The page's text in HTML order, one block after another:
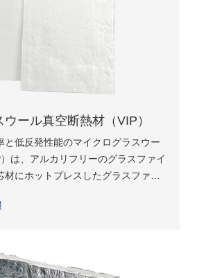
ール真空断熱材（VIP）
と低反発性能のマイクログラスウー
は、アルカリフリーのグラスファイ
にホットプレスしたグラスファイ